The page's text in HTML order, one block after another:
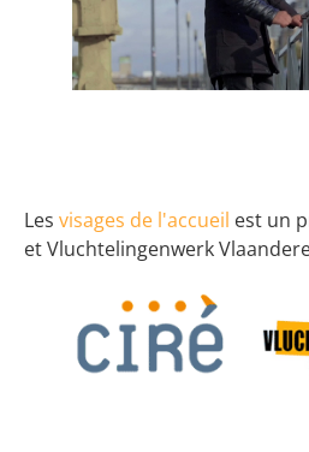
Les visages de l'accueil est un
et Vluchtelingenwerk